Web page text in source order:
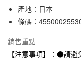
臺灣中小企業銀行
匯豐（台灣）商業銀行
元大商業銀行
玉山商業銀行
Apple Pay
悠遊付
產地：日本
條碼：
銷售重點
【注意事項】：●請